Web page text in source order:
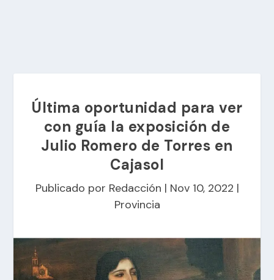
Última oportunidad para ver
con guía la exposición de
Julio Romero de Torres en
Cajasol
Publicado por Redacción | Nov 10, 2022 |
Provincia